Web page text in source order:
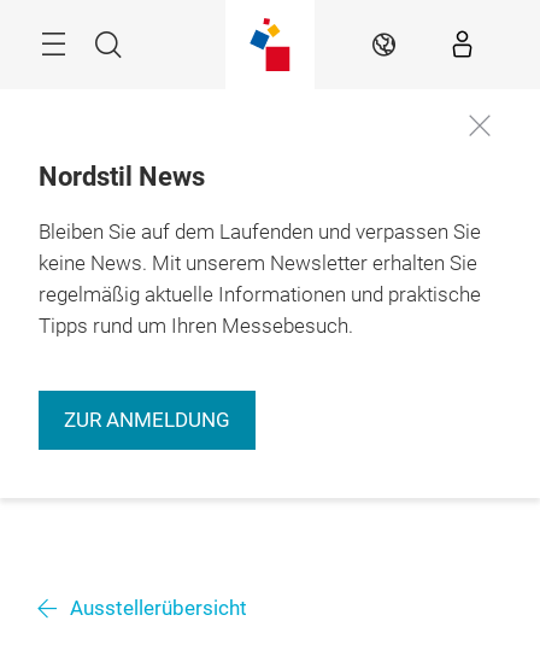
Suche DE
Nordstil News
Bleiben Sie auf dem Laufenden und verpassen Sie
keine News. Mit unserem Newsletter erhalten Sie
regelmäßig aktuelle Informationen und praktische
Tipps rund um Ihren Messebesuch.
ZUR ANMELDUNG
Ausstellerübersicht